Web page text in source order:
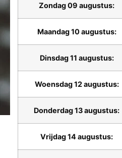
Zondag 09 augustus:
Maandag 10 augustus:
Dinsdag 11 augustus:
Woensdag 12 augustus:
Donderdag 13 augustus:
Vrijdag 14 augustus: